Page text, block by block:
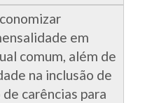
em
comum, além de
na inclusão de
carências para